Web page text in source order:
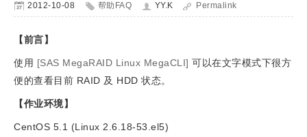
2012-10-08 帮助FAQ YY.K Permalink
【前言】
使用 [SAS MegaRAID Linux MegaCLI] 可以在文字模式下很方
便的查看目前 RAID 及 HDD 状态。
【作业环境】
CentOS 5.1 (Linux 2.6.18-53.el5)